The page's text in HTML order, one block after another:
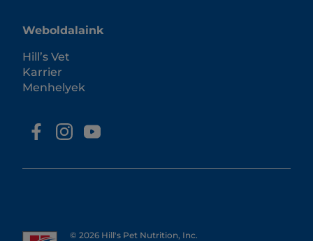
Weboldalaink
Hill’s Vet
Karrier
Menhelyek
© 2026 Hill's Pet Nutrition, Inc.